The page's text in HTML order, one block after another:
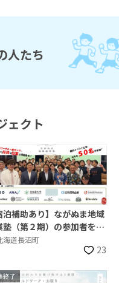
人たち
ェクト
泊補助あり】ながぬま地域
塾（第２期）の参加者を募
す！【8/21〆】
海道長沼町
23
終了